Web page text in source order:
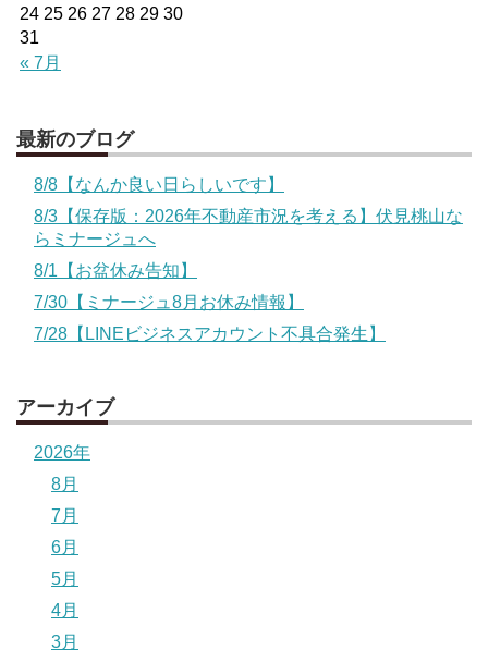
« 7月
24 25 26 27 28 29 30
31
最新のブログ
8/8【なんか良い日らしいです】
8/3【保存版：2026年不動産市況を考える】伏見桃山な
らミナージュへ
8/1【お盆休み告知】
7/30【ミナージュ8月お休み情報】
7/28【LINEビジネスアカウント不具合発生】
アーカイブ
2026年
8月
7月
6月
5月
4月
3月